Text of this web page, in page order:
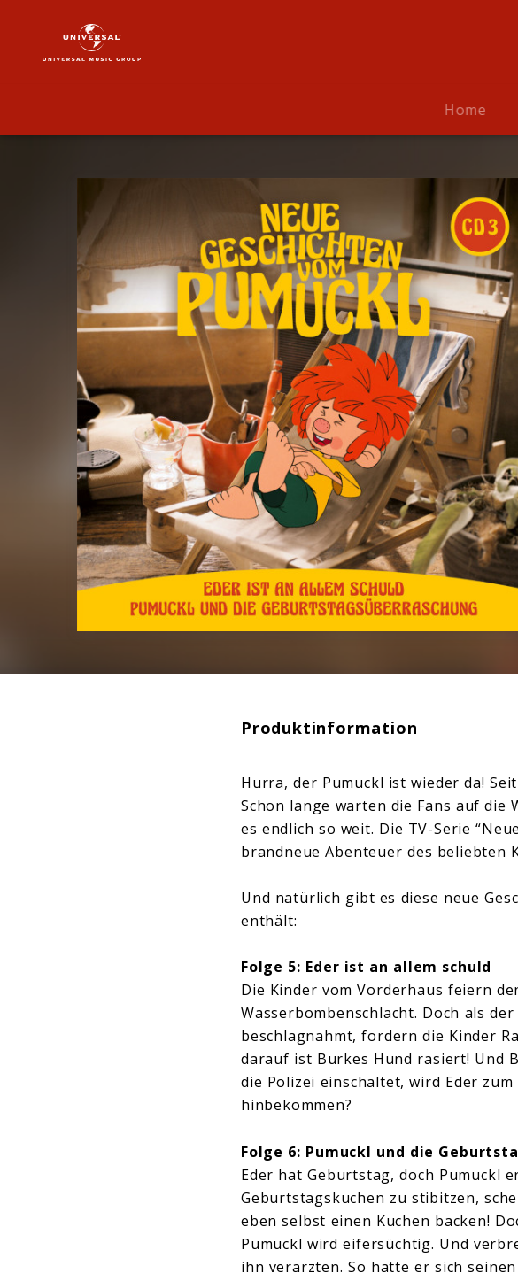
Musik
vom
Home
Produktinformation
Hurra, der Pumuckl ist wieder da!
Schon lange warten die Fans auf die
es endlich so weit. Die TV-Serie
brandneue Abenteuer des beliebten
Und natürlich gibt es diese neue
enthält:
Folge 5: Eder ist an allem schuld
Die Kinder vom Vorderhaus feiern
Wasserbombenschlacht. Doch als
beschlagnahmt, fordern die Kinder
darauf ist Burkes Hund rasiert! Und
die Polizei einschaltet, wird Eder
hinbekommen?
Folge 6: Pumuckl und die
Eder hat Geburtstag, doch Pumuckl
Geburtstagskuchen zu stibitzen,
eben selbst einen Kuchen backen!
Pumuckl wird eifersüchtig. Und
ihn verarzten. So hatte er sich